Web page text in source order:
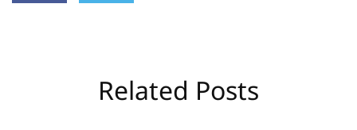
Related Posts